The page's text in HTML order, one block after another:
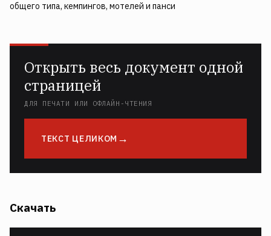
общего типа, кемпингов, мотелей и панси­
Открыть весь документ одной
страницей
ДЛЯ ПЕЧАТИ ИЛИ ОФЛАЙН-ЧТЕНИЯ
ТЕКСТ ЦЕЛИКОМ
Скачать